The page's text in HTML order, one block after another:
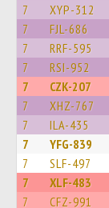
7 XYP-312
7 FJL-686
7 RRF-595
7 RSI-952
7 CZK-207
7 XHZ-767
7 ILA-435
7 YFG-839
7 SLF-497
7 XLF-483
7 CFZ-991